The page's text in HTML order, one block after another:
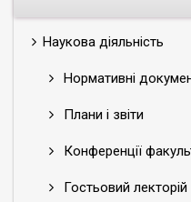
Наукова діяльність
Нормативні
Плани і звіти
Конференції
Гостьовий лекторій